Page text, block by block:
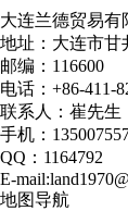
大连兰德贸易有
地址：大连市甘
邮编：116600
电话：+86-411-
联系人：崔先生
手机：
QQ：1164792
E-
地图导航